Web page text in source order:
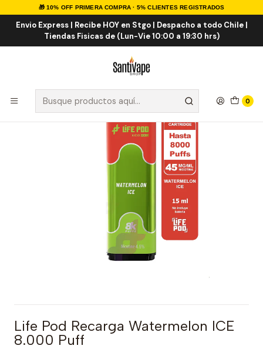
🎁 10% OFF PRIMERA COMPRA · 5% CLIENTES REGISTRADOS
Envio Express | Recibe HOY en Stgo | Despacho a todo Chile |
Tiendas Fisicas de (Lun-Vie 10:00 a 19:30 hrs)
0
Inicio LIFE POD LIFE POD RECARGAS 8K
Life Pod Recarga Watermelon ICE 8.000 Puff
Life Pod Recarga Watermelon ICE
8.000 Puff